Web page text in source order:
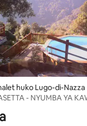
wa 4.75 kati ya 5,
huko Lugo-di-Nazza
- NYUMBA YA